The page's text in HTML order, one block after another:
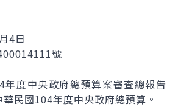
4日
號
年度中央政府總預算案審查總報告
民國104年度中央政府總預算。